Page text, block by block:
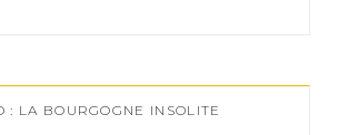
: LA BOURGOGNE INSOLITE